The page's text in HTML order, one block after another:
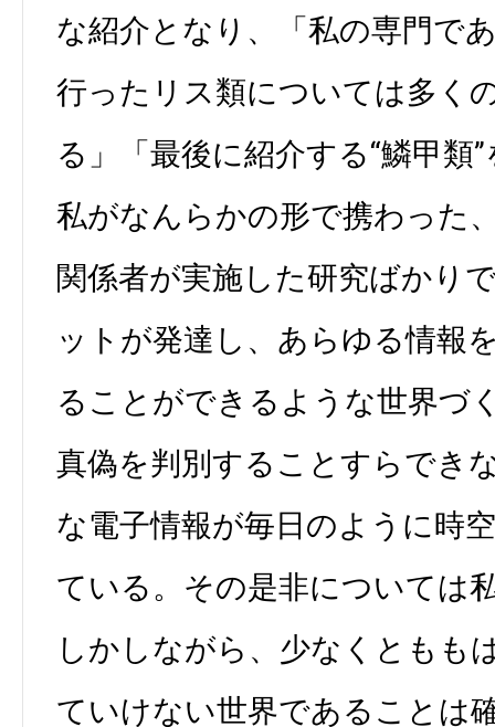
な紹介となり、「私の専門で
行ったリス類については多く
る」「最後に紹介する“鱗甲類
私がなんらかの形で携わった
関係者が実施した研究ばかり
ットが発達し、あらゆる情報
ることができるような世界づ
真偽を判別することすらでき
な電子情報が毎日のように時
ている。その是非については
しかしながら、少なくともも
ていけない世界であることは